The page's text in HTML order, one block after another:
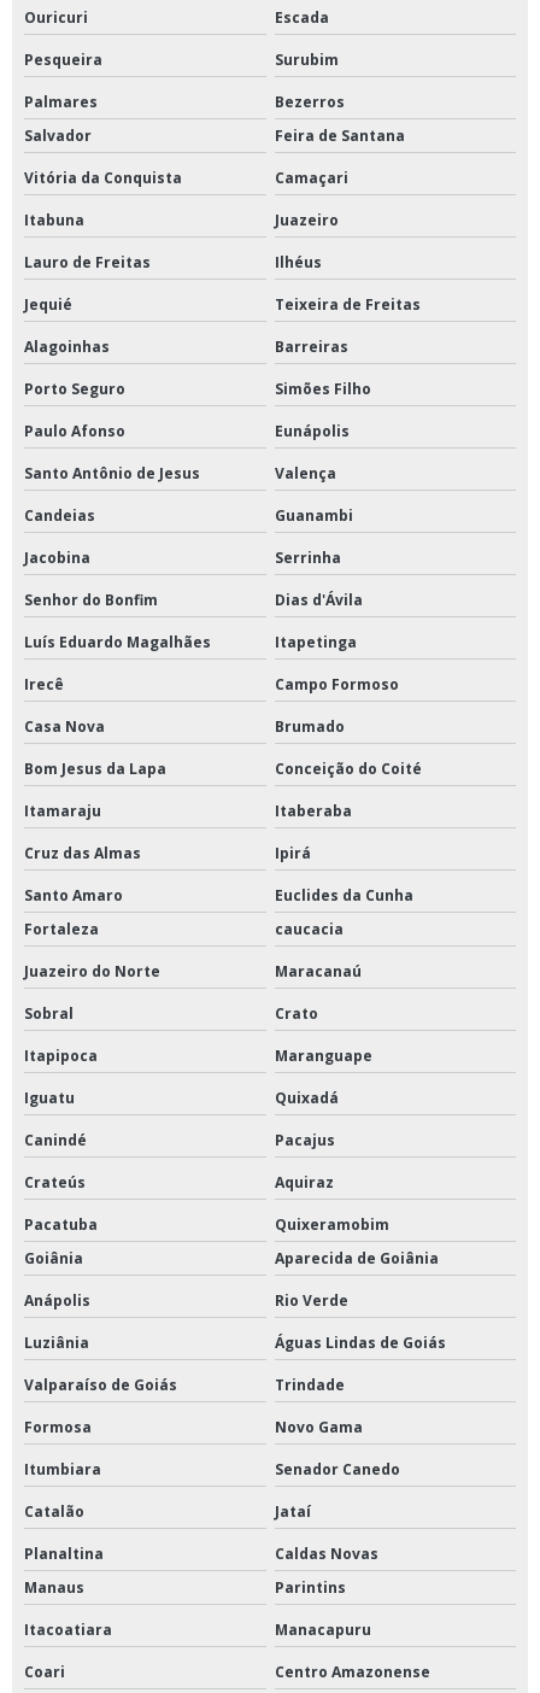
Ouricuri Escada
Pesqueira Surubim
Palmares
Bezerros
Salvador
Feira de Santana
Vitória da Conquista Camaçari
Itabuna Juazeiro
Lauro de Freitas Ilhéus
Jequié Teixeira de Freitas
Alagoinhas Barreiras
Porto Seguro Simões Filho
Paulo Afonso Eunápolis
Santo Antônio de Jesus Valença
Candeias Guanambi
Jacobina Serrinha
Senhor do Bonfim Dias d'Ávila
Luís Eduardo Magalhães Itapetinga
Irecê Campo Formoso
Casa Nova Brumado
Bom Jesus da Lapa Conceição do Coité
Itamaraju Itaberaba
Cruz das Almas Ipirá
Santo Amaro
Euclides da Cunha
Fortaleza
caucacia
Juazeiro do Norte Maracanaú
Sobral Crato
Itapipoca Maranguape
Iguatu Quixadá
Canindé Pacajus
Crateús Aquiraz
Pacatuba
Quixeramobim
Goiânia
Aparecida de Goiânia
Anápolis Rio Verde
Luziânia Águas Lindas de Goiás
Valparaíso de Goiás Trindade
Formosa Novo Gama
Itumbiara Senador Canedo
Catalão Jataí
Planaltina
Caldas Novas
Manaus
Parintins
Itacoatiara Manacapuru
Coari
Centro Amazonense